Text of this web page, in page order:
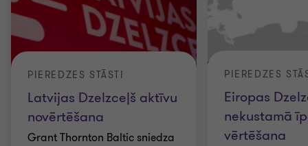
Latvijas Dzelzceļš aktīvu
novērtēšana
PIEREDZES STĀSTI
Grant Thornton Baltic sniedza
Eiropas
nekustamā
vērtēšana
PIEREDZES